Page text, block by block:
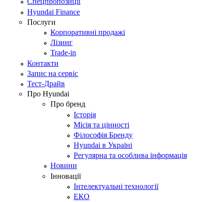
Hyundai Finance
Послуги
Корпоративні продажі
Лізинг
Trade-in
Контакти
Запис на сервіс
Тест-Драйв
Про Hyundai
Про бренд
Історія
Місія та цінності
Філософія Бренду
Hyundai в Україні
Регулярна та особлива інформація
Новини
Інновації
Інтелектуальні технології
ЕКО